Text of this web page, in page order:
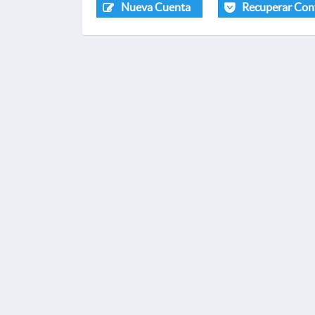
Nueva Cuenta Recuperar